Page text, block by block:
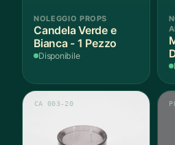
NOLEGGIO PROPS
Candela Verde e
Bianca - 1 Pezzo
Disponibile
CA 003-20